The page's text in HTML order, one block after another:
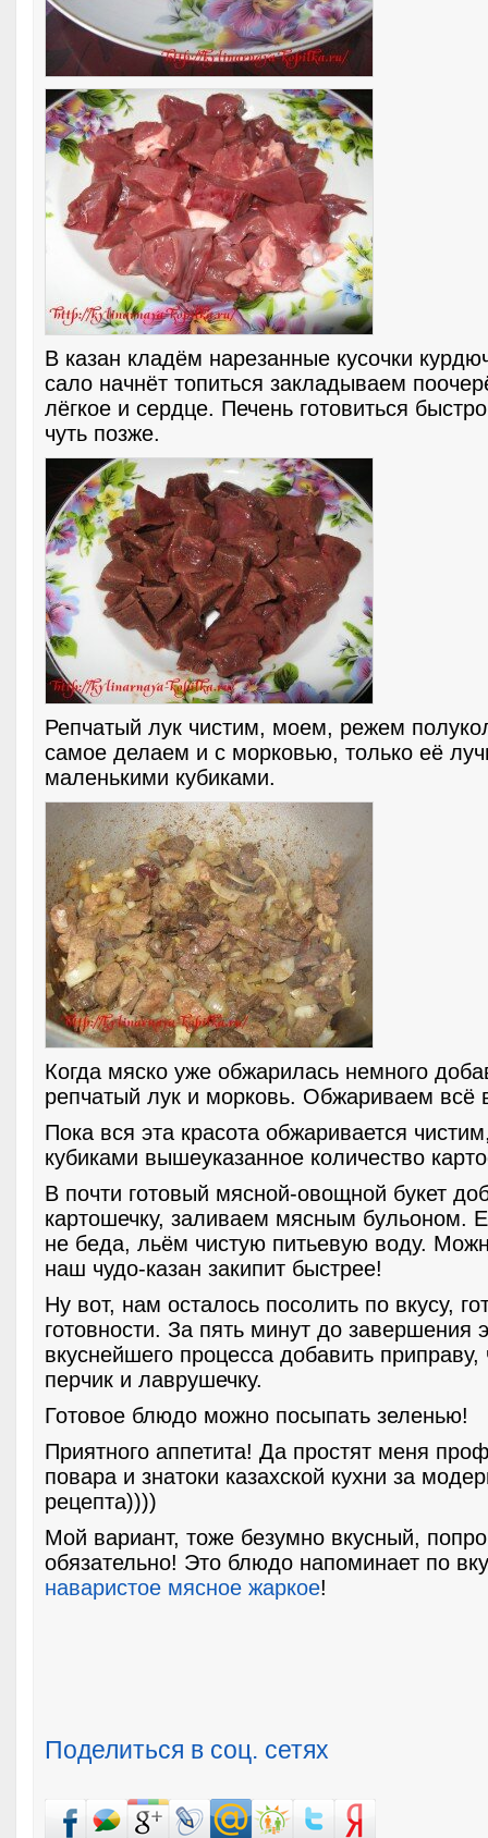
В казан кладём нарезанные кусочки
сало начнёт топиться закладываем
лёгкое и сердце. Печень готовиться
чуть позже.
Репчатый лук чистим, моем, режем
самое делаем и с морковью, только её
маленькими кубиками.
Когда мяско уже обжарилась немного
репчатый лук и морковь. Обжариваем всё
Пока вся эта красота обжаривается
кубиками вышеуказанное количество
В почти готовый мясной-овощной букет
картошечку, заливаем мясным бульоном.
не беда, льём чистую питьевую воду.
наш чудо-казан закипит быстрее!
Ну вот, нам осталось посолить по вкусу,
готовности. За пять минут до завершения
вкуснейшего процесса добавить
перчик и лаврушечку.
Готовое блюдо можно посыпать зеленью!
Приятного аппетита! Да простят меня
повара и знатоки казахской кухни за
рецепта))))
Мой вариант, тоже безумно вкусный,
обязательно! Это блюдо напоминает по
наваристое мясное жаркое!
Поделиться в соц. сетях